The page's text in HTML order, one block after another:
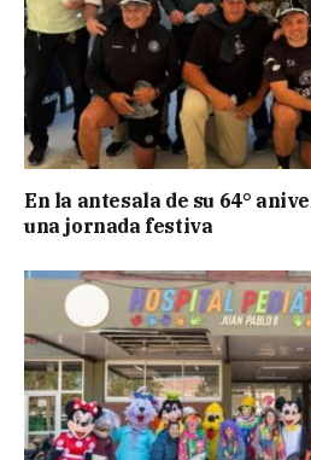
En la antesala de su 64°
una jornada festiva